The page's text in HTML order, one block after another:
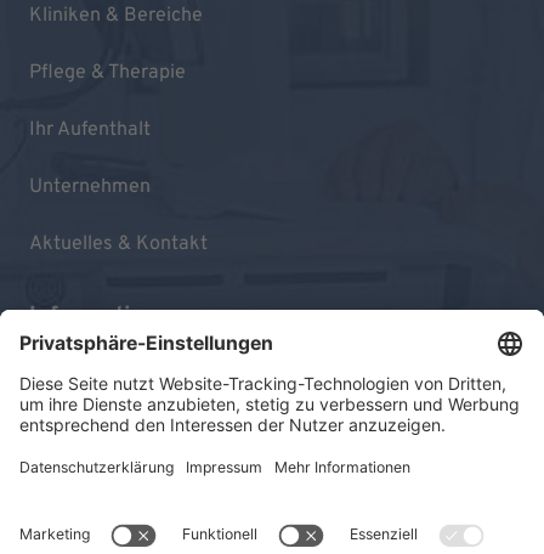
Kliniken & Bereiche
Pflege & Therapie
Ihr Aufenthalt
Unternehmen
Aktuelles & Kontakt
Informationen
Impressum
Datenschutz